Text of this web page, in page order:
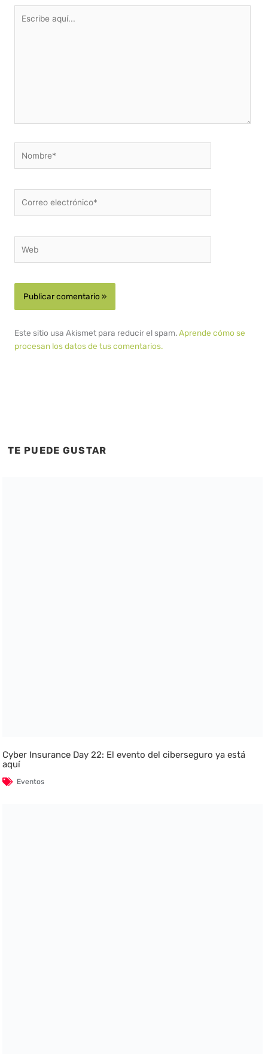
aquí...
electrónico*
Este sitio usa Akismet para reducir el spam.Aprende cómo se
procesan los datos de tus comentarios.
TE PUEDE GUSTAR
Cyber Insurance Day 22: El evento del ciberseguro ya está
aquí
Eventos